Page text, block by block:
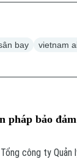
bay
vietnam
pháp bảo
Tổng công ty Quản